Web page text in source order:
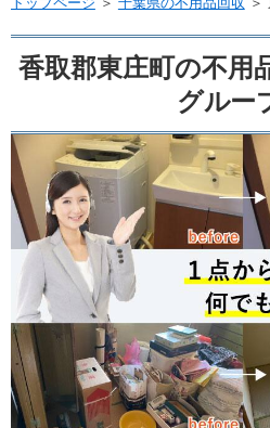
香取郡東庄町の不用
グルー